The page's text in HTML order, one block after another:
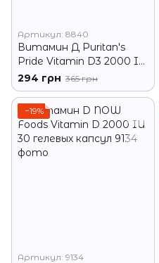
Артикул: 8840
Витамин Д Puritan's
Pride Vitamin D3 2000 IU
100 капсул
294 грн 365 грн
−19%
Артикул: 9134